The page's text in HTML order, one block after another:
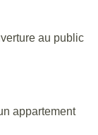
au public
appartement